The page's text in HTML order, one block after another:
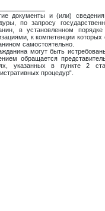
документы и (или)
по запросу
в установленном
к компетенции
самостоятельно.
могут быть
обращается
указанных в пункте 2
процедур“.